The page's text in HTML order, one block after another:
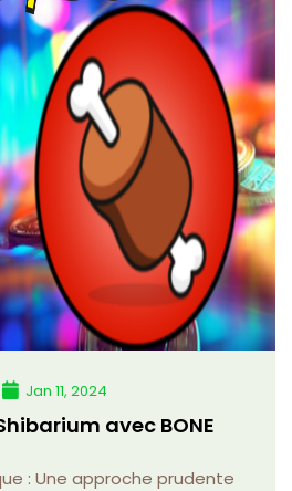
Jan 11, 2024
Shibarium avec BONE
: Une approche prudente